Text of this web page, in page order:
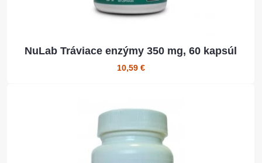
NuLab Tráviace enzýmy 350 mg, 60 kapsúl
10,59 €